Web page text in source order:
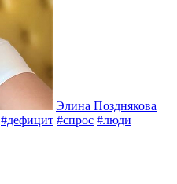
Элина Позднякова
#дефицит #спрос #люди